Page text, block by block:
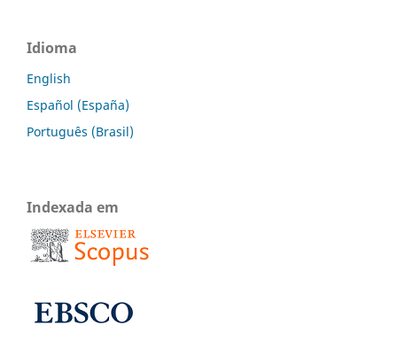
Idioma
English
Español (España)
Português (Brasil)
Indexada em